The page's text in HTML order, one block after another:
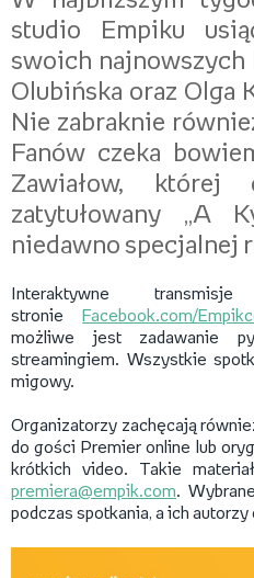
studio Empiku
swoich najnowszych
Olubińska oraz Olga
Nie zabraknie
Fanów czeka
Zawiałow, której
zatytułowany „A
niedawno specjalnej
Interaktywne
stronie
Facebook.com/
możliwe jest zadawanie
streamingiem. Wszystkie
migowy.
Organizatorzy zachęcają
do gości Premier online lub
krótkich video. Takie
premiera@empik.com.
podczas spotkania, a ich